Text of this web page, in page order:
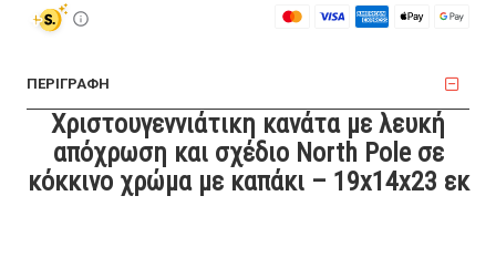
ΠΕΡΙΓΡΑΦΗ
Χριστουγεννιάτικη κανάτα με λευκή
απόχρωση και σχέδιο North Pole σε
κόκκινο χρώμα με καπάκι – 19x14x23 εκ